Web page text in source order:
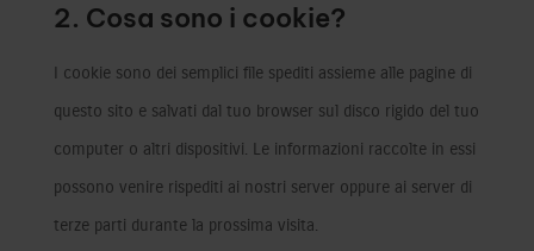
2. Cosa sono i cookie?
I cookie sono dei semplici file spediti assieme alle pagine di
questo sito e salvati dal tuo browser sul disco rigido del tuo
computer o altri dispositivi. Le informazioni raccolte in essi
possono venire rispediti ai nostri server oppure ai server di
terze parti durante la prossima visita.